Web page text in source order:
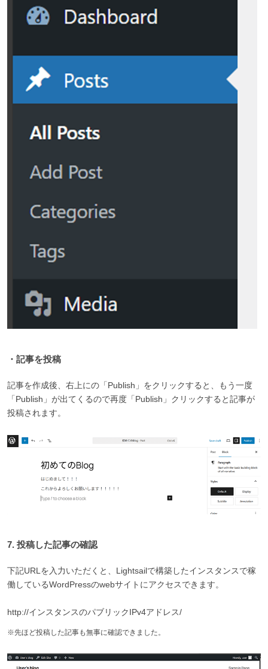
・記事を投稿
記事を作成後、右上にの「Publish」をクリックすると、もう一度
「Publish」が出てくるので再度「Publish」クリックすると記事が
投稿されます。
7. 投稿した記事の確認
下記URLを入力いただくと、Lightsailで構築したインスタンスで稼
働しているWordPressのwebサイトにアクセスできます。
http://インスタンスのパブリックIPv4アドレス/
※先ほど投稿した記事も無事に確認できました。